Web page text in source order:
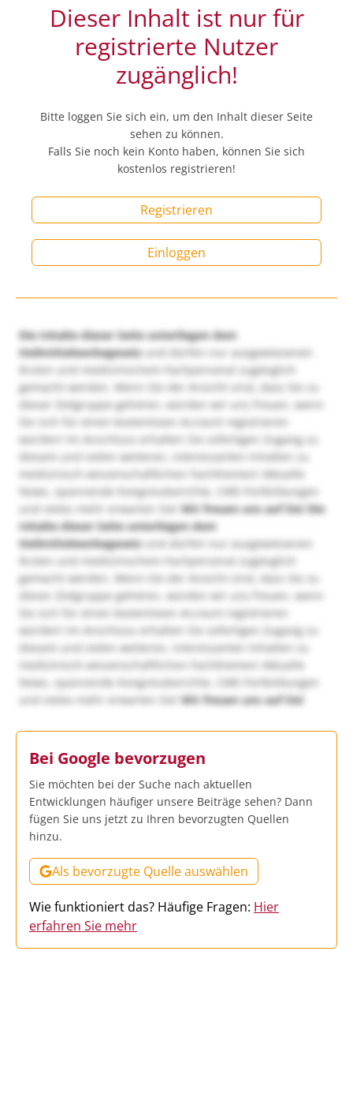
Dieser Inhalt ist nur für
registrierte Nutzer
zugänglich!
Bitte loggen Sie sich ein, um den Inhalt dieser Seite
sehen zu können.
Falls Sie noch kein Konto haben, können Sie sich
kostenlos registrieren!
Registrieren
Einloggen
Die Inhalte dieser Seite unterliegen dem
Heilmittelwerbegesetzund dürfen nur ausgewiesenen
Ärzten und medizinischem Fachpersonal zugänglich
gemacht werden. Wenn Sie der Ansicht sind, dass Sie zu
dieser Zielgruppe gehören, würden wir uns freuen, wenn
Sie sich für einen kostenlosen Account registrieren
würden! Im Anschluss erhalten Sie sofortigen Zugang zu
diesem und vielen weiteren, interessanten Inhalten zu
medizinisch-wissenschaftlichen Fachthemen! Aktuelle
News, spannende Kongressberichte, CME-Fortbildungen
und vieles mehr erwarten Sie!Wir freuen uns auf Sie! Die
Inhalte dieser Seite unterliegen dem
Heilmittelwerbegesetzund dürfen nur ausgewiesenen
Ärzten und medizinischem Fachpersonal zugänglich
gemacht werden. Wenn Sie der Ansicht sind, dass Sie zu
dieser Zielgruppe gehören, würden wir uns freuen, wenn
Sie sich für einen kostenlosen Account registrieren
würden! Im Anschluss erhalten Sie sofortigen Zugang zu
diesem und vielen weiteren, interessanten Inhalten zu
medizinisch-wissenschaftlichen Fachthemen! Aktuelle
News, spannende Kongressberichte, CME-Fortbildungen
und vieles mehr erwarten Sie!Wir freuen uns auf Sie!
Bei Google bevorzugen
Sie möchten bei der Suche nach aktuellen
Entwicklungen häufiger unsere Beiträge sehen? Dann
fügen Sie uns jetzt zu Ihren bevorzugten Quellen
hinzu.
Als bevorzugte Quelle auswählen
Wie funktioniert das? Häufige Fragen: Hier
erfahren Sie mehr